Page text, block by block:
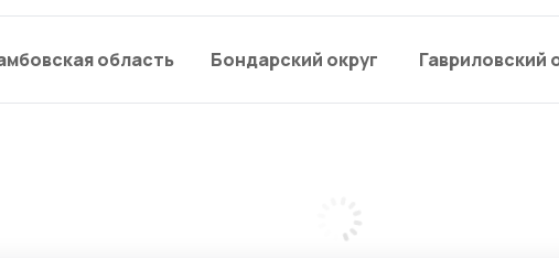
область Бондарский округ Гавриловский